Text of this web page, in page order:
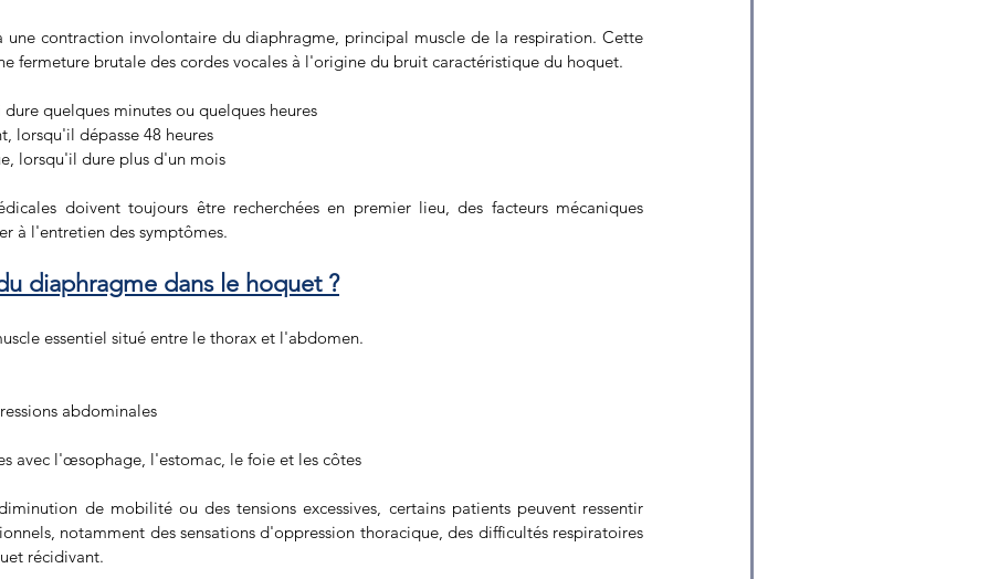
une contraction involontaire du diaphragme, principal muscle de la respiration. Cette
fermeture brutale des cordes vocales à l'origine du bruit caractéristique du hoquet.
quelques minutes ou quelques heures
lorsqu'il dépasse 48 heures
lorsqu'il dure plus d'un mois
doivent toujours être recherchées en premier lieu, des facteurs mécaniques
à l'entretien des symptômes.
diaphragme dans le hoquet ?
essentiel situé entre le thorax et l'abdomen.
abdominales
avec l'œsophage, l'estomac, le foie et les côtes
de mobilité ou des tensions excessives, certains patients peuvent ressentir
notamment des sensations d'oppression thoracique, des difficultés respiratoires
récidivant.